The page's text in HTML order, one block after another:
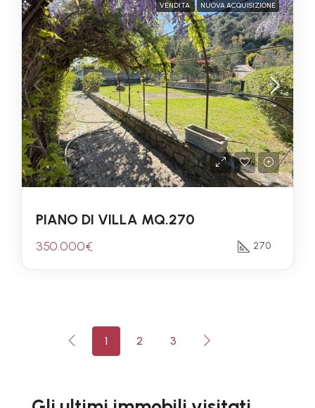
VENDITA NUOVA ACQUISIZIONE
PIANO DI VILLA MQ.270
350.000€ 270
1 2 3